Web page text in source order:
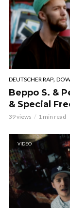
DEUTSCHER RAP,
Beppo S. &
& Special
39 views 1 min read
VIDEO